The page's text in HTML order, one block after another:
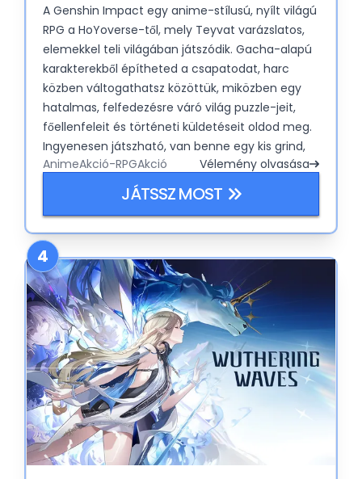
A Genshin Impact egy anime-stílusú, nyílt világú
RPG a HoYoverse-től, mely Teyvat varázslatos,
elemekkel teli világában játszódik. Gacha-alapú
karakterekből építheted a csapatodat, harc
közben váltogathatsz közöttük, miközben egy
hatalmas, felfedezésre váró világ puzzle-jeit,
főellenfeleit és történeti küldetéseit oldod meg.
Ingyenesen játszható, van benne egy kis grind,
de annyi tartalommal tömték tele, hogy órákig
AnimeAkció-RPGAkció Vélemény olvasása
JÁTSSZ MOST
4